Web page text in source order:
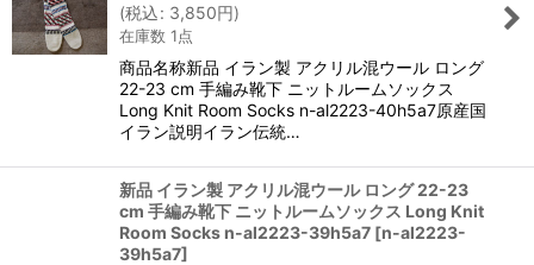
(税込: 3,850円)
在庫数 1点
商品名称新品 イラン製 アクリル混ウール ロング
22-23 cm 手編み靴下 ニットルームソックス
Long Knit Room Socks n-al2223-40h5a7原産国
イラン説明イラン伝統…
新品 イラン製 アクリル混ウール ロング 22-23
cm 手編み靴下 ニットルームソックス Long Knit
Room Socks n-al2223-39h5a7 [n-al2223-
39h5a7]